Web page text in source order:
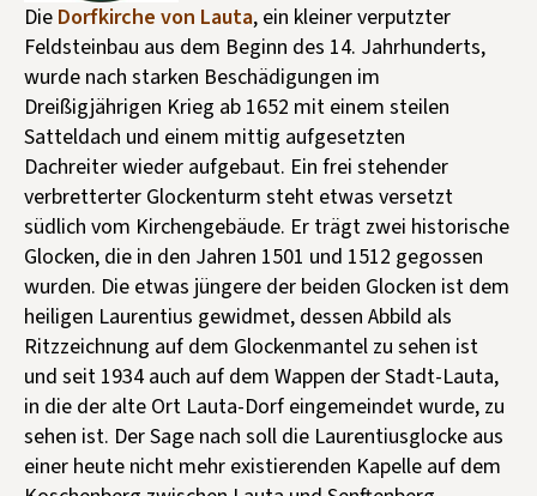
Kontakt aufnehmen
Mitglied werden
Spenden
Die Dorfkirche von Lauta, ein kleiner verputzter
Feldsteinbau aus dem Beginn des 14. Jahrhunderts,
wurde nach starken Beschädigungen im
Dreißigjährigen Krieg ab 1652 mit einem steilen
Satteldach und einem mittig aufgesetzten
Dachreiter wieder aufgebaut. Ein frei stehender
verbretterter Glockenturm steht etwas versetzt
südlich vom Kirchengebäude. Er trägt zwei historische
Glocken, die in den Jahren 1501 und 1512 gegossen
wurden. Die etwas jüngere der beiden Glocken ist dem
heiligen Laurentius gewidmet, dessen Abbild als
Ritzzeichnung auf dem Glockenmantel zu sehen ist
und seit 1934 auch auf dem Wappen der Stadt-Lauta,
in die der alte Ort Lauta-Dorf eingemeindet wurde, zu
sehen ist. Der Sage nach soll die Laurentiusglocke aus
einer heute nicht mehr existierenden Kapelle auf dem